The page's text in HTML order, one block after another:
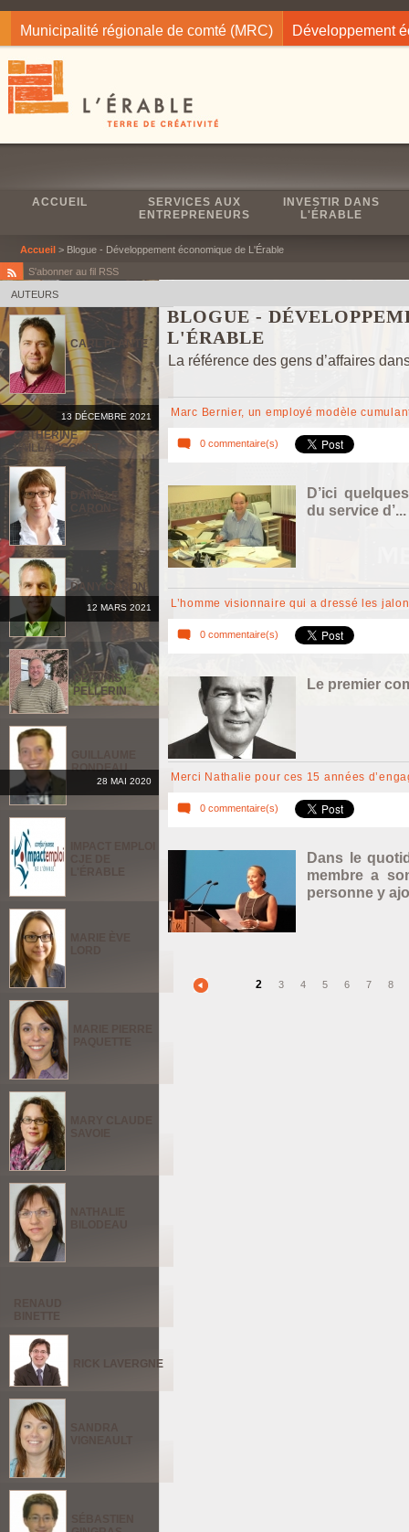
Municipalité régionale de comté (MRC) Développement
ACCUEIL
SERVICES AUX
ENTREPRENEURS
INVESTIR DANS
L'ÉRABLE
Accueil > Blogue - Développement économique de L'Érable
BLOGUE -
L'ÉRABLE
La référence des gens d’affaires
13 DÉCEMBRE 2021 Marc Bernier, un employé modèle
0 commentaire(s)
D’ici
du service d’...
12 MARS 2021 L’homme visionnaire qui a dressé les
0 commentaire(s)
Le premier
28 MAI 2020 Merci Nathalie pour ces 15 années
0 commentaire(s)
Dans le
membre a
personne y
Pages 2 3 4 5 6 7 8
S'abonner au fil RSS
AUTEURS
CARL PLANTE
CATHERINE
VAILLANCOURT
DANIÈLE
DANY CARON
GERVAIS
PELLERIN
RONDEAU
BINETTE
RICK LAVERGNE